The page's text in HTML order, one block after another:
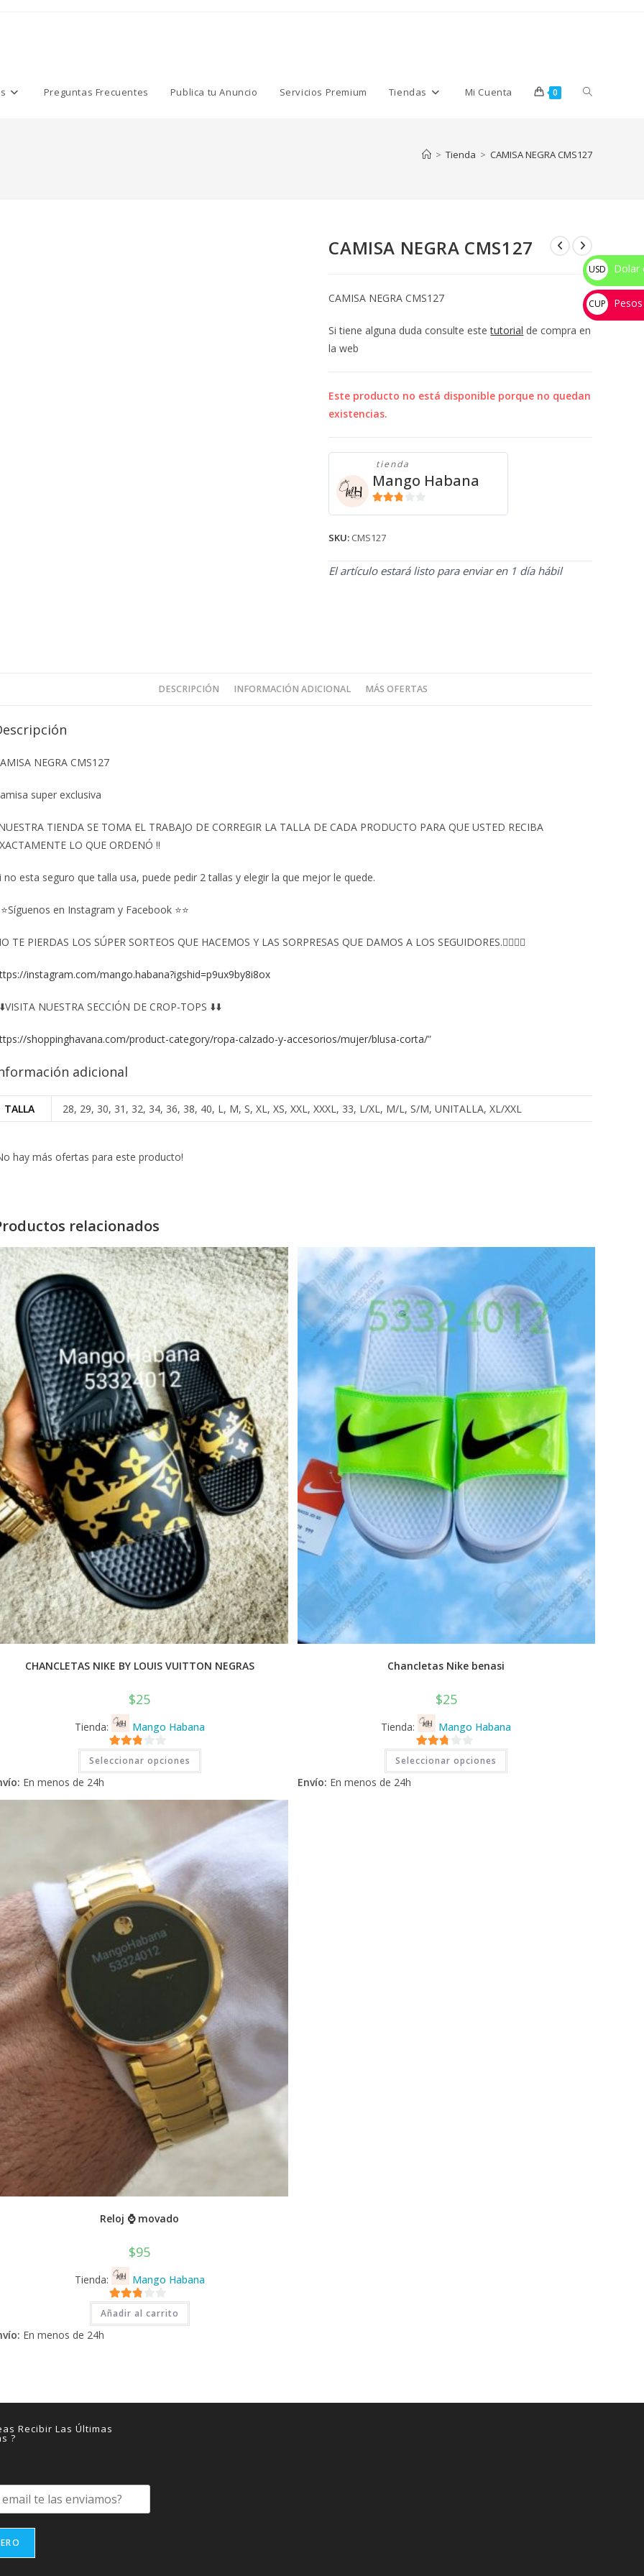
Preguntas Frecuentes Publica tu Anuncio Servicios Premium Tiendas Mi Cuenta 0 Alternar
la
web
> Tienda > CAMISA NEGRA CMS127
CAMISA NEGRA CMS127
CAMISA NEGRA CMS127
Si tiene alguna duda consulte estetutorial de compra en
la web
Este producto no está disponible porque no quedan
existencias.
tienda
Mango Habana
SKU: CMS127
El artículo estará listo para enviar en 1 día hábil
DESCRIPCIÓN INFORMACIÓN ADICIONAL MÁS OFERTAS
NEGRA CMS127
super exclusiva
TIENDA SE TOMA EL TRABAJO DE CORREGIR LA TALLA DE CADA PRODUCTO PARA QUE USTED RECIBA
LO QUE ORDENÓ ‼️
no esta seguro que talla usa, puede pedir 2 tallas y elegir la que mejor le quede.
en Instagram y Facebook ⭐⭐
TE PIERDAS LOS SÚPER SORTEOS QUE HACEMOS Y LAS SORPRESAS QUE DAMOS A LOS SEGUIDORES.👇🏻👇🏻
instagram.com/mango.habana?igshid=p9ux9by8i8ox
NUESTRA SECCIÓN DE CROP-TOPS ⬇️⬇️
shoppinghavana.com/product-category/ropa-calzado-y-accesorios/mujer/blusa-corta/”
adicional
TALLA 28, 29, 30, 31, 32, 34, 36, 38, 40, L, M, S, XL, XS, XXL, XXXL, 33, L/XL, M/L, S/M, UNITALLA, XL/XXL
hay más ofertas para este producto!
relacionados
CHANCLETAS NIKE BY LOUIS VUITTON NEGRAS
$25
Tienda: Mango Habana
2.71
de 5
Seleccionar opciones
Este
tiene
Las
opciones
se
pueden
en
la
página
de
producto
En menos de 24h
Chancletas Nike benasi
$25
Tienda: Mango Habana
2.71
de 5
Seleccionar opciones
Este
tiene
Envío: En menos de 24h
Reloj ⌚ movado
$95
Tienda: Mango Habana
2.71
de 5
Añadir al carrito
En menos de 24h
Recibir Las Últimas
?
USD
$
Dolar
CUP
💰
Pesos